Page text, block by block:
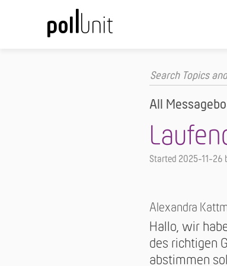
All
Started 2025-11-26
Alexandra
Hallo, wir
des richtigen
abstimmen